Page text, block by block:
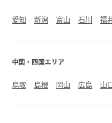
愛知 新潟 富山 石川 福
中国・四国エリア
鳥取 島根 岡山 広島 山口